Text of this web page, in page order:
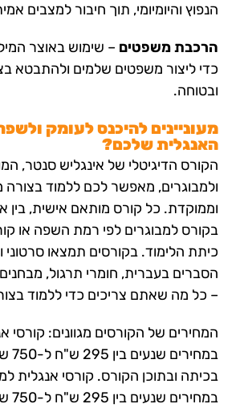
הנפוץ והיומיומי, תוך חיבור למצבים
הרכבת משפטים – שימוש באוצר
כדי ליצור משפטים שלמים ולהתבטא
ובטוחה.
מעוניינים להיכנס לעומק
האנגלית שלכם?
הקורס הדיגיטלי של אינגליש סנטר,
ולמבוגרים, מאפשר לכם ללמוד בצורה
וממוקדת. כל קורס מותאם אישית, בין
בקורס למבוגרים לפי רמת השפה או
כיתת הלימוד. בקורסים תמצאו סרטוני
הסברים בעברית, חומרי תרגול,
– כל מה שאתם צריכים כדי ללמוד
המחירים של הקורסים מגוונים: קורסי
בכיתה ובתוכן הקורס. קורסי אנגלית